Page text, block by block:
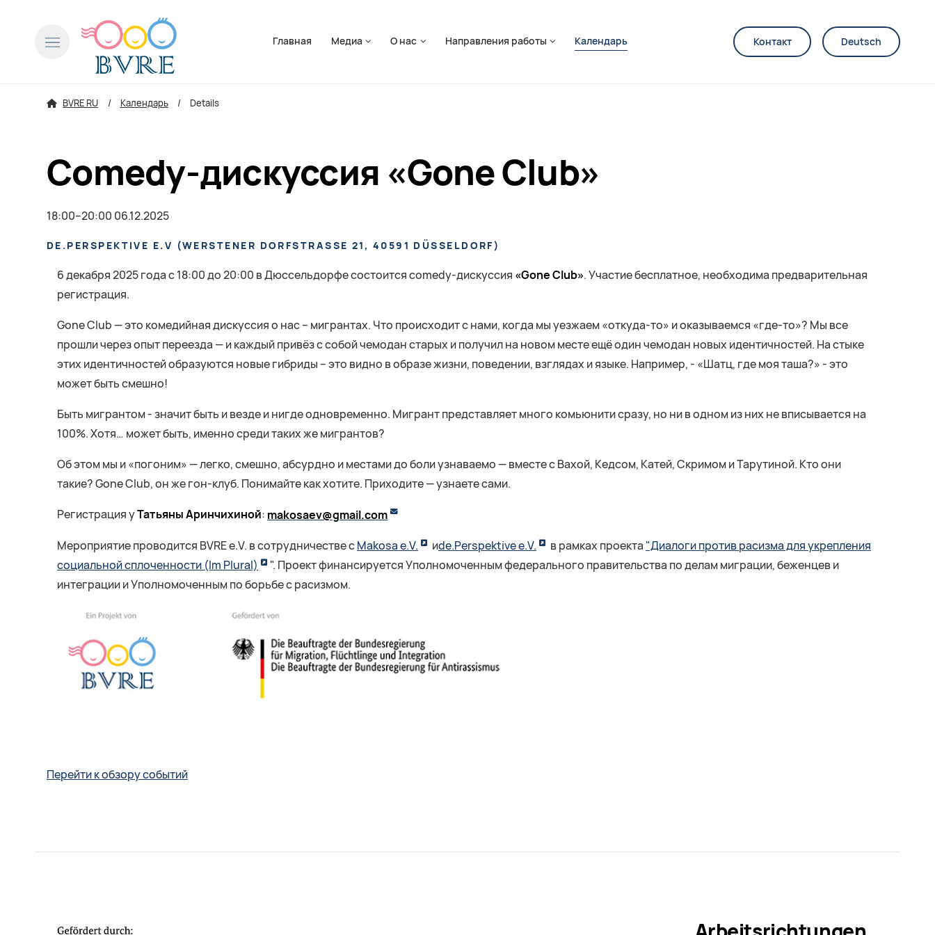
Главная
Медиа О нас Направления работы Календарь Контакт Deutsch
BVRE RU Календарь Details
Comedy-дискуссия «Gone Club»
18:00–20:00 06.12.2025
DE.PERSPEKTIVE E.V (WERSTENER DORFSTRASSE 21, 40591 DÜSSELDORF )
6 декабря 2025 года с 18:00 до 20:00 в Дюссельдорфе состоится comedy-дискуссия «Gone Club». Участие бесплатное, необходима предварительная
регистрация.
Gone Club — это комедийная дискуссия о нас – мигрантах. Что происходит с нами, когда мы уезжаем «откуда-то» и оказываемся «где-то»? Мы все
прошли через опыт переезда — и каждый привёз с собой чемодан старых и получил на новом месте ещё один чемодан новых идентичностей. На стыке
этих идентичностей образуются новые гибриды – это видно в образе жизни, поведении, взглядах и языке. Например, - «Шатц, где моя таша?» - это
может быть смешно!
Быть мигрантом - значит быть и везде и нигде одновременно. Мигрант представляет много комьюнити сразу, но ни в одном из них не вписывается на
100%. Хотя… может быть, именно среди таких же мигрантов?
Об этом мы и «погоним» — легко, смешно, абсурдно и местами до боли узнаваемо — вместе с Вахой, Кедсом, Катей, Скримом и Тарутиной. Кто они
такие? Gone Club, он же гон-клуб. Понимайте как хотите. Приходите — узнаете сами.
Регистрация уТатьяны Аринчихиной: makosaev@gmail.com
Мероприятие проводится BVRE e.V. в сотрудничестве cMakosa e.V. иde.Perspektive e.V. в рамках проекта "Диалоги против расизма для укрепления
социальной сплоченности (Im Plural)
". Проект финансируется Уполномоченным федерального правительства по делам миграции, беженцев и
интеграции и Уполномоченным по борьбе с расизмом.
Перейти к обзору событий